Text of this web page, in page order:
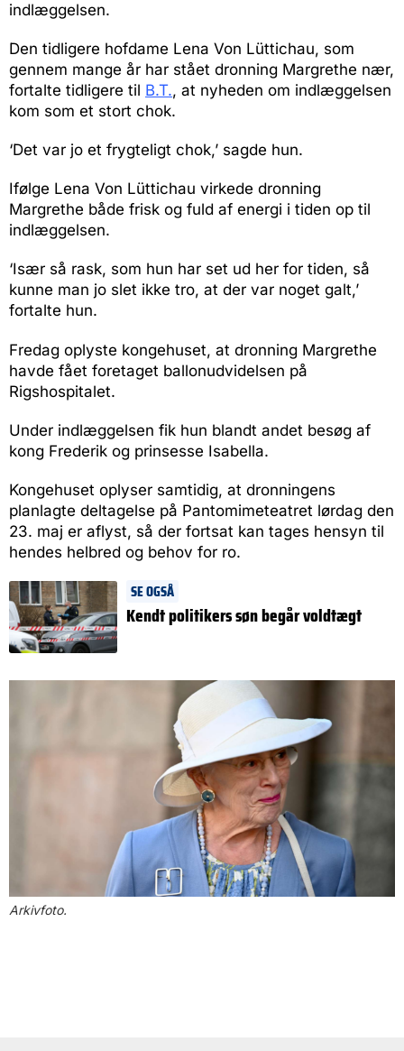
indlæggelsen.
Den tidligere hofdame Lena Von Lüttichau, som
gennem mange år har stået dronning Margrethe nær,
fortalte tidligere til B.T., at nyheden om indlæggelsen
kom som et stort chok.
‘Det var jo et frygteligt chok,’ sagde hun.
Ifølge Lena Von Lüttichau virkede dronning
Margrethe både frisk og fuld af energi i tiden op til
indlæggelsen.
‘Især så rask, som hun har set ud her for tiden, så
kunne man jo slet ikke tro, at der var noget galt,’
fortalte hun.
Fredag oplyste kongehuset, at dronning Margrethe
havde fået foretaget ballonudvidelsen på
Rigshospitalet.
Under indlæggelsen fik hun blandt andet besøg af
kong Frederik og prinsesse Isabella.
Kongehuset oplyser samtidig, at dronningens
planlagte deltagelse på Pantomimeteatret lørdag den
23. maj er aflyst, så der fortsat kan tages hensyn til
hendes helbred og behov for ro.
SE OGSÅ
Kendt politikers søn begår voldtægt
Arkivfoto.